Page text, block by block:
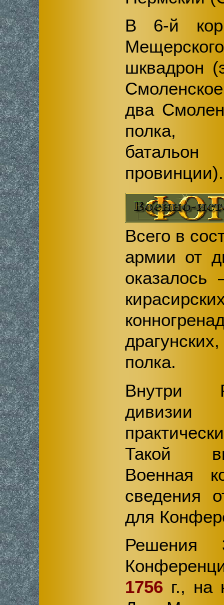
В 6-й
шквадрон
два
полка,
провинции).
Всего в
армии от
полка.
Внутри
Такой
Военная
сведения
для
Решения
1756г., на